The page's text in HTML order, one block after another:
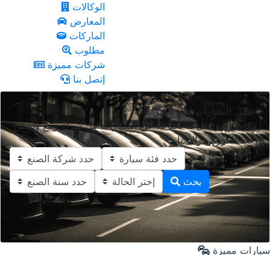
الوكالات
المعارض
الماركات
مطلوب
شركات مميزة
إتصل بنا
افضل السيارات لكل الميزانيات
مكان واحد لكل ما تحتاجه عن السيارات من شراء وبيع وتصفح
أجدد العروض والأخبار
بحث
سيارات مميزة